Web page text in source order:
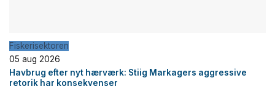
Fiskerisektoren
05 aug 2026
Havbrug efter nyt hærværk: Stiig Markagers aggressive
retorik har konsekvenser